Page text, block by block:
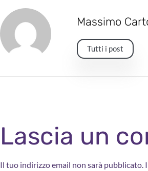
Massimo
Tutti i post
Lascia un
Il tuo indirizzo email non sarà pubblicato.